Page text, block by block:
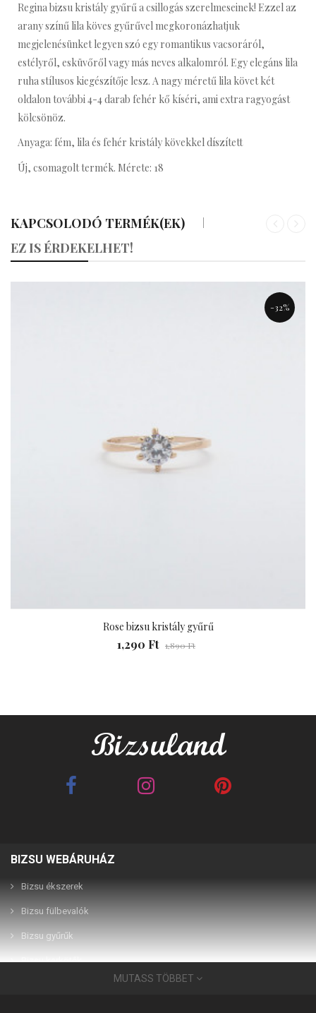
Regina bizsu kristály gyűrű a csillogás szerelmeseinek! Ezzel az
arany színű lila köves gyűrűvel megkoronázhatjuk
megjelenésünket legyen szó egy romantikus vacsoráról,
estélyről, esküvőről vagy más neves alkalomról. Egy elegáns lila
ruha stílusos kiegészítője lesz. A nagy méretű lila követ két
oldalon további 4-4 darab fehér kő kíséri, ami extra ragyogást
kölcsönöz.
Anyaga: fém, lila és fehér kristály kövekkel díszített
Új, csomagolt termék. Mérete: 18
KAPCSOLODÓ TERMÉK(EK)
EZ IS ÉRDEKELHET!
-32%
Rose bizsu kristály gyűrű
1,290 Ft 1,890 Ft
Best Friends barna 2in1
2,990 Ft
BIZSU WEBÁRUHÁZ
Bizsu ékszerek
Bizsu fülbevalók
Bizsu gyűrűk
Bizsu karkötők
MUTASS TÖBBET